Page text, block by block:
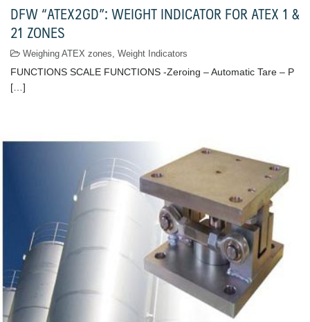
DFW “ATEX2GD”: WEIGHT INDICATOR FOR ATEX 1 &
21 ZONES
Weighing ATEX zones Weight Indicators
FUNCTIONS SCALE FUNCTIONS -Zeroing – Automatic Tare – P
[…]